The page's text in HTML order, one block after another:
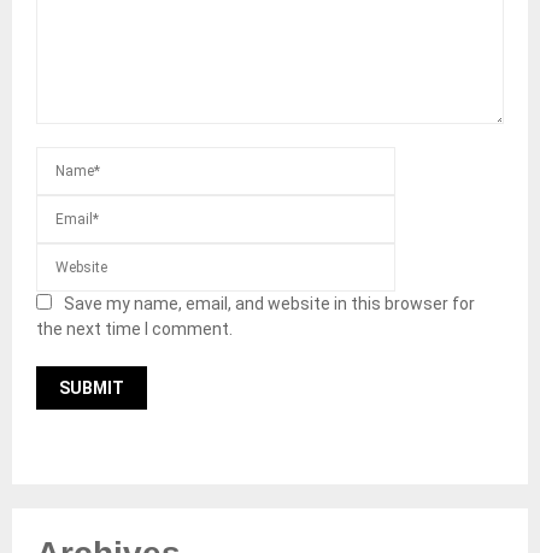
Save my name, email, and website in this browser for
the next time I comment.